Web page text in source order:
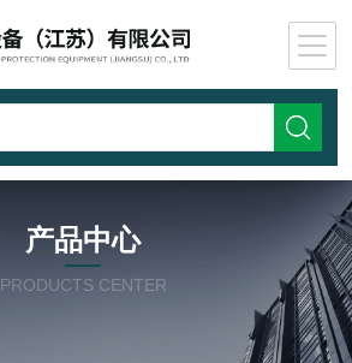
产品中心
PRODUCTS CENTER